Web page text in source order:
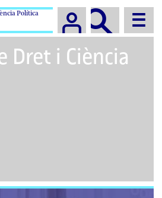
Política Campus
Dret i Ciència